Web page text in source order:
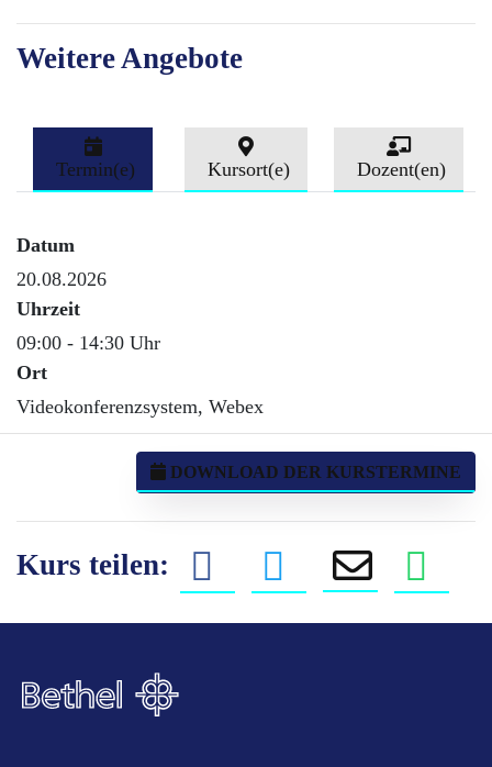
Weitere Angebote
Termin(e) Kursort(e) Dozent(en)
Datum
20.08.2026
Uhrzeit
09:00 - 14:30 Uhr
Ort
Videokonferenzsystem, Webex
DOWNLOAD DER KURSTERMINE
Kurs teilen: